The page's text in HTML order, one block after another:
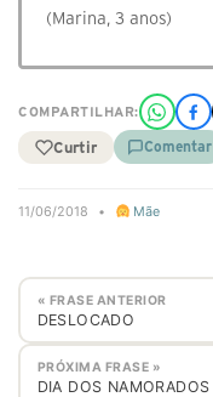
(Marina, 3 anos)
COMPARTILHAR:
Curtir Comentar
11/06/2018 • Mãe
« FRASE ANTERIOR
DESLOCADO
PRÓXIMA FRASE »
DIA DOS NAMORADOS